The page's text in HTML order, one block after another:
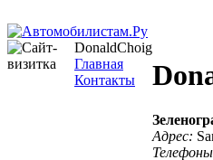
DonaldChoig
Главная
Контакты
Адрес: